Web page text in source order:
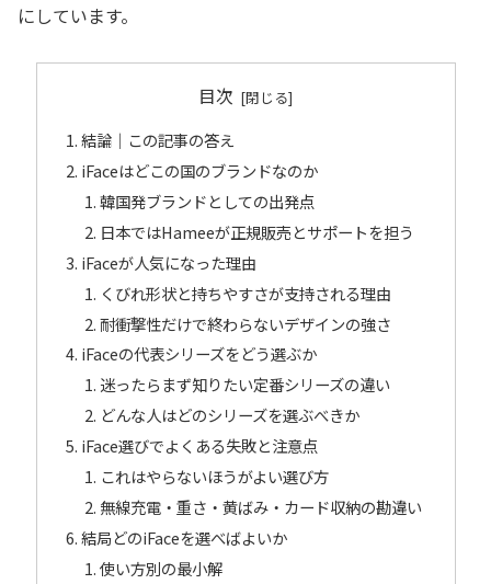
にしています。
目次
結論｜この記事の答え
iFaceはどこの国のブランドなのか
韓国発ブランドとしての出発点
日本ではHameeが正規販売とサポートを担う
iFaceが人気になった理由
くびれ形状と持ちやすさが支持される理由
耐衝撃性だけで終わらないデザインの強さ
iFaceの代表シリーズをどう選ぶか
迷ったらまず知りたい定番シリーズの違い
どんな人はどのシリーズを選ぶべきか
iFace選びでよくある失敗と注意点
これはやらないほうがよい選び方
無線充電・重さ・黄ばみ・カード収納の勘違い
結局どのiFaceを選べばよいか
使い方別の最小解